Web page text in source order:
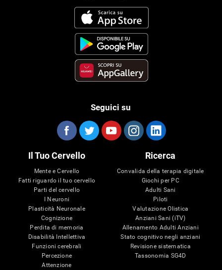
Seguici su
Il Tuo Cervello
Mente e Cervello
Fatti riguardo il tuo cervello
Parti del cervello
I Neuroni
Plasticità Neuronale
Cognizione
Perdita di memoria
Disabilità Intellettiva
Funzioni cerebrali
Percezione
Attenzione
Ricerca
Convalida della terapia digitale
Giochi per PC
Adulti Sani
Piloti
Valutazione Olistica
Anziani Sani (iTV)
Allenamento Adulti Anziani
Stato cognitivo negli anziani
Revisione sistematica
Tassonomia SG4D